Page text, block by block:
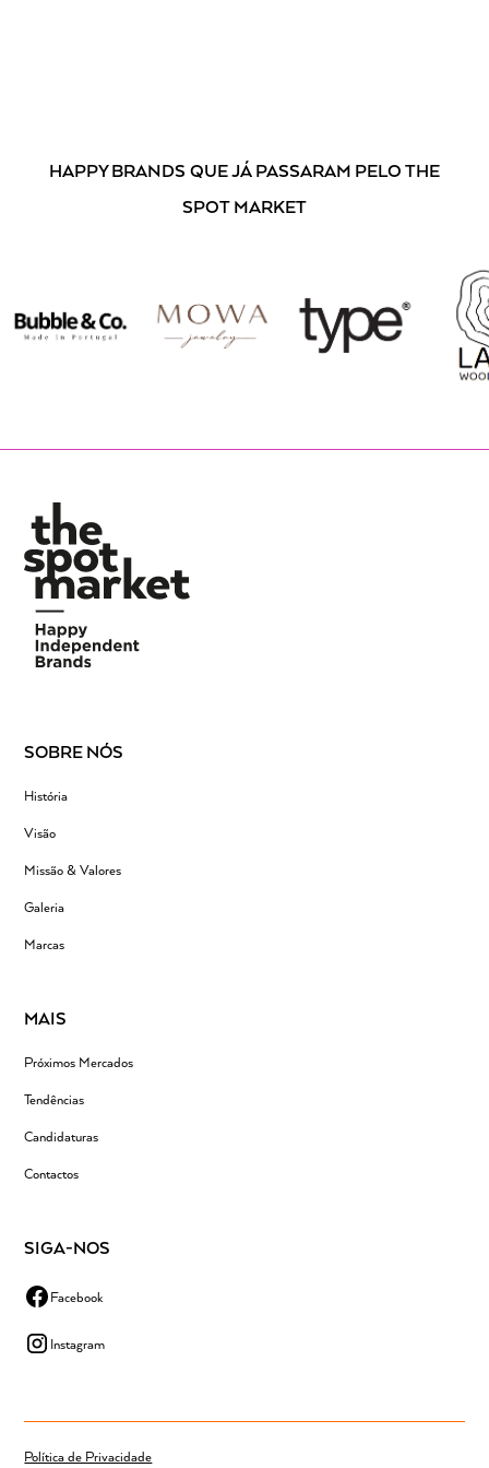
HAPPY BRANDS QUE JÁ PASSARAM PELO THE
SPOT MARKET
SOBRE NÓS
História
Visão
Missão & Valores
Galeria
Marcas
MAIS
Próximos Mercados
Tendências
Candidaturas
Contactos
SIGA-NOS
Facebook
Instagram
Política de Privacidade